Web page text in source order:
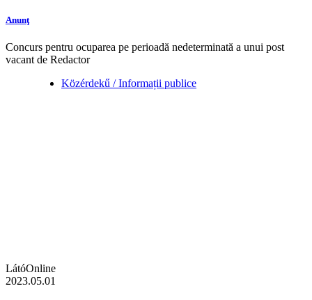
Anunţ
Concurs pentru ocuparea pe perioadă nedeterminată a unui post
vacant de Redactor
Közérdekű / Informații publice
LátóOnline
2023.05.01